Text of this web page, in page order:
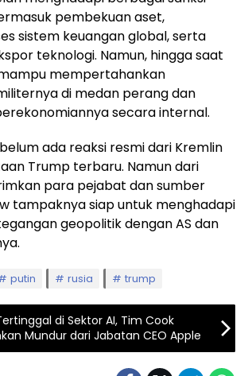
pembekuan aset,
sistem keuangan global, serta
teknologi. Namun, hingga saat
mempertahankan
di medan perang dan
secara internal.
ada reaksi resmi dari Kremlin
Trump terbaru. Namun dari
para pejabat dan sumber
tampaknya siap untuk menghadapi
geopolitik dengan AS dan
putin rusia trump
di Sektor AI, Tim Cook
Mundur dari Jabatan CEO Apple